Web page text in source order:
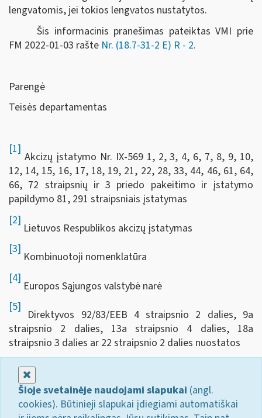
lengvatomis, jei tokios lengvatos nustatytos.
Šis informacinis pranešimas pateiktas VMI prie
FM 2022-01-03 rašte Nr. (18.7-31-2 E) R - 2.
Parengė
Teisės departamentas
[1]
Akcizų įstatymo Nr. IX-569 1, 2, 3, 4, 6, 7, 8, 9, 10,
12, 14, 15, 16, 17, 18, 19, 21, 22, 28, 33, 44, 46, 61, 64,
66, 72 straipsnių ir 3 priedo pakeitimo ir įstatymo
papildymo 81, 291 straipsniais įstatymas
[2]
Lietuvos Respublikos akcizų įstatymas
[3]
Kombinuotoji nomenklatūra
[4]
Europos Sąjungos valstybė narė
[5]
Direktyvos 92/83/EEB 4 straipsnio 2 dalies, 9a
straipsnio 2 dalies, 13a straipsnio 4 dalies, 18a
straipsnio 3 dalies ar 22 straipsnio 2 dalies nuostatos
Šioje svetainėje naudojami slapukai (angl.
cookies). Būtinieji slapukai įdiegiami automatiškai